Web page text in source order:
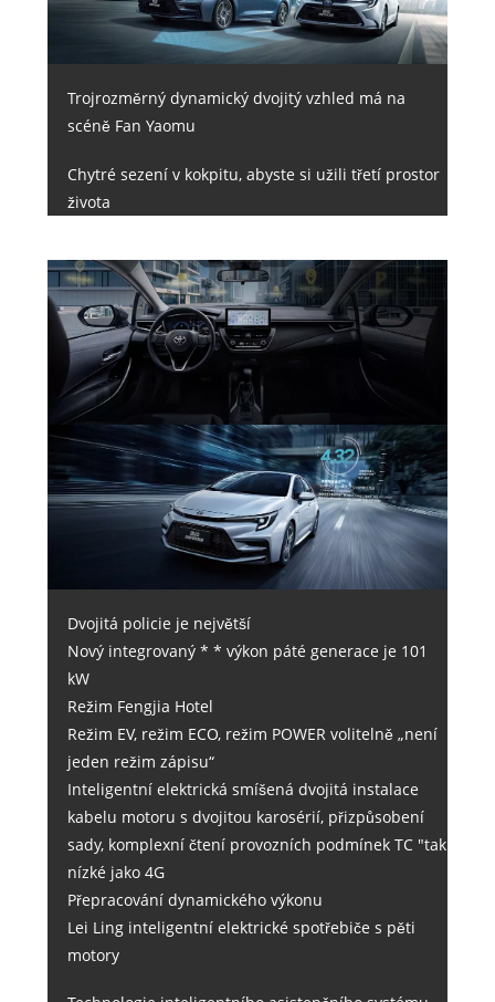
Trojrozměrný dynamický dvojitý vzhled má na
scéně Fan Yaomu
Chytré sezení v kokpitu, abyste si užili třetí prostor
života
Dvojitá policie je největší
Nový integrovaný * * výkon páté generace je 101
kW
Režim Fengjia Hotel
Režim EV, režim ECO, režim POWER volitelně „není
jeden režim zápisu“
Inteligentní elektrická smíšená dvojitá instalace
kabelu motoru s dvojitou karosérií, přizpůsobení
sady, komplexní čtení provozních podmínek TC "tak
nízké jako 4G
Přepracování dynamického výkonu
Lei Ling inteligentní elektrické spotřebiče s pěti
motory